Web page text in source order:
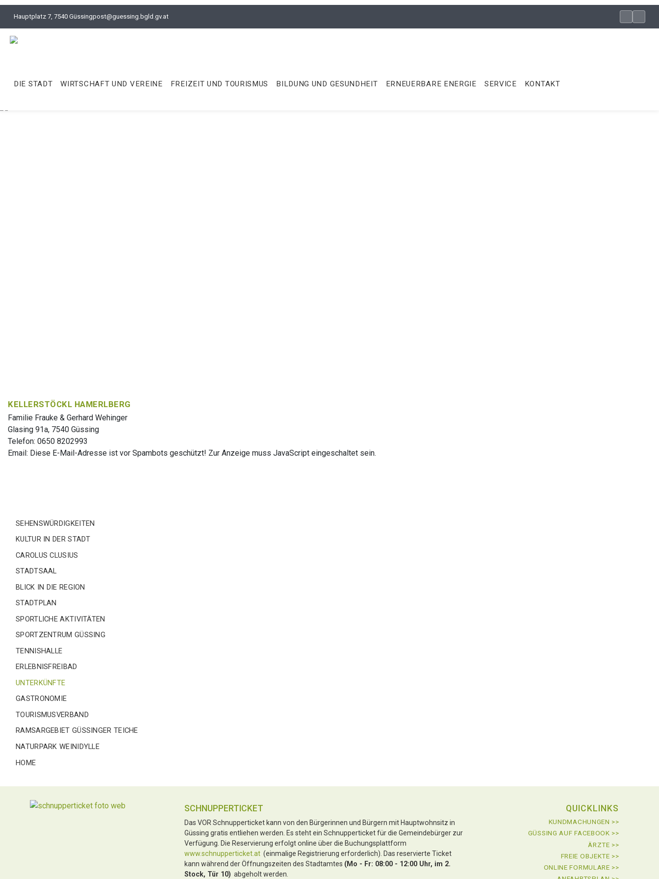
Hauptplatz 7, 7540 Güssingpost@guessing.bgld.gv.at
DIE STADT WIRTSCHAFT UND VEREINE FREIZEIT UND TOURISMUS BILDUNG UND GESUNDHEIT ERNEUERBARE ENERGIE SERVICE KONTAKT
SEHENSWÜRDIGKEITEN
KULTUR IN DER STADT
CAROLUS CLUSIUS
STADTSAAL
BLICK IN DIE REGION
STADTPLAN
SPORTLICHE AKTIVITÄTEN
SPORTZENTRUM GÜSSING
TENNISHALLE
ERLEBNISFREIBAD
UNTERKÜNFTE
GASTRONOMIE
TOURISMUSVERBAND
RAMSARGEBIET GÜSSINGER TEICHE
NATURPARK WEINIDYLLE
HOME
KELLERSTÖCKL HAMERLBERG
Familie Frauke & Gerhard Wehinger
Glasing 91a, 7540 Güssing
Telefon: 0650 8202993
Email: Diese E-Mail-Adresse ist vor Spambots geschützt! Zur Anzeige muss JavaScript eingeschaltet sein.
SCHNUPPERTICKET
Das VOR Schnupperticket kann von den Bürgerinnen und Bürgern mit Hauptwohnsitz in
Güssing gratis entliehen werden. Es steht ein Schnupperticket für die Gemeindebürger zur
Verfügung. Die Reservierung erfolgt online über die Buchungsplattform
www.schnupperticket.at (einmalige Registrierung erforderlich). Das reservierte Ticket
kann während der Öffnungszeiten des Stadtamtes (Mo - Fr: 08:00 - 12:00 Uhr, im 2.
Stock, Tür 10) abgeholt werden.
QUICKLINKS
KUNDMACHUNGEN >>
GÜSSING AUF FACEBOOK >>
ÄRZTE >>
FREIE OBJEKTE >>
ONLINE FORMULARE >>